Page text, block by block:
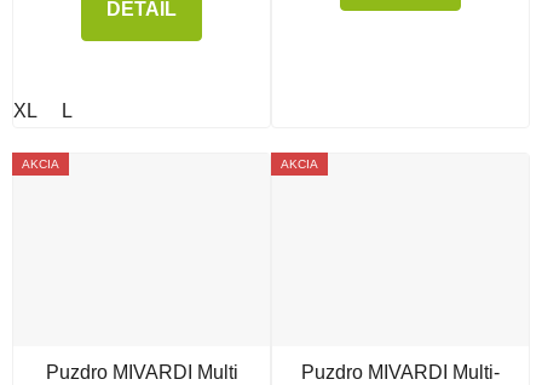
DETAIL
XL L
AKCIA
Puzdro MIVARDI Multi
AKCIA
Puzdro MIVARDI Multi-